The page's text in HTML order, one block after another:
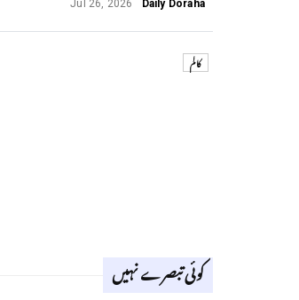
Daily Doraha
Jul 26, 2026
کالم
کوئی تبصرے نہیں